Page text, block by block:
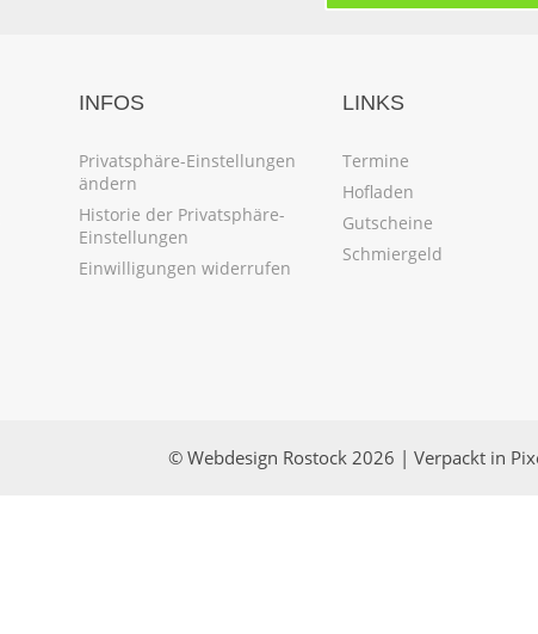
INFOS
Privatsphäre-Einstellungen
ändern
Historie der Privatsphäre-
Einstellungen
Einwilligungen widerrufen
LINKS
Termine
Hofladen
Gutscheine
Schmiergeld
© Webdesign Rostock 2026 | Verpackt in